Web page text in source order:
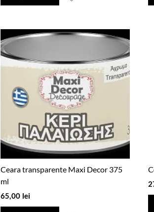
Ceara transparente Maxi Decor 375
ml
65,00 lei